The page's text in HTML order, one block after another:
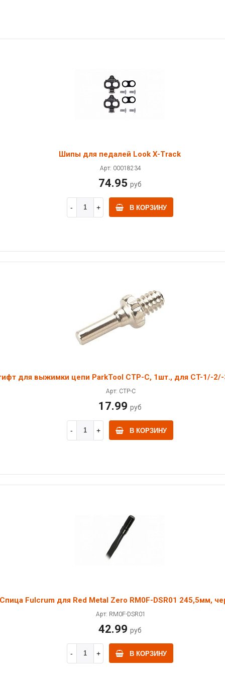
Шипы для педалей Look X-Track
Арт: 00018234
74.95 руб
В КОРЗИНУ
для выжимки цепи ParkTool CTP-C, 1шт., для CT-1/-
Арт: CTP-C
17.99 руб
В КОРЗИНУ
Fulcrum для Red Metal Zero RM0F-DSR01 245,5мм,
Арт: RM0F-DSR01
42.99 руб
В КОРЗИНУ